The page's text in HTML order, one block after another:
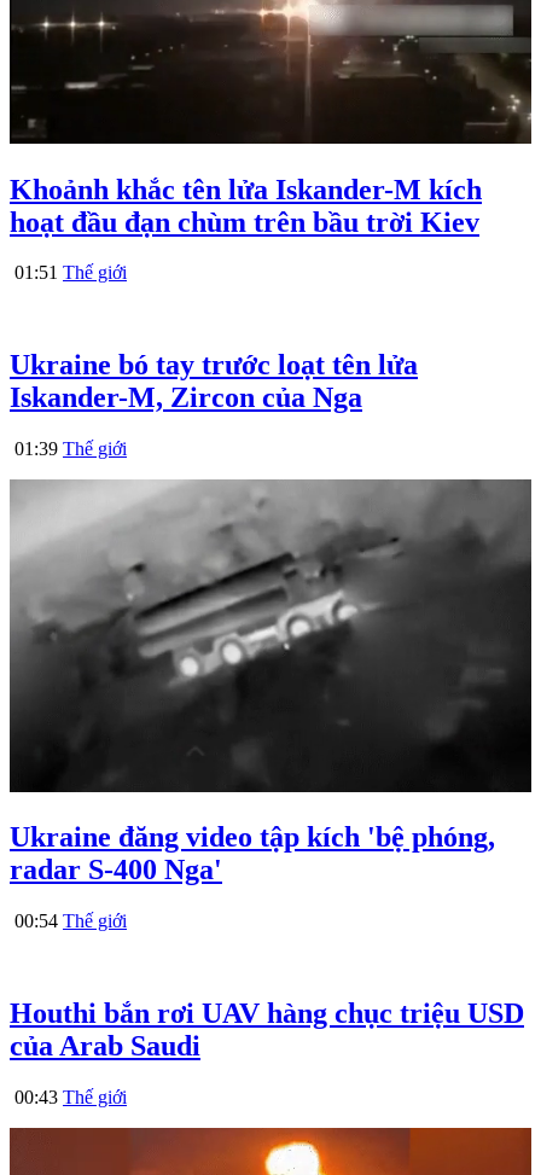
Khoảnh khắc tên lửa Iskander-M kích
hoạt đầu đạn chùm trên bầu trời Kiev
01:51 Thế giới
Ukraine bó tay trước loạt tên lửa
Iskander-M, Zircon của Nga
01:39 Thế giới
Ukraine đăng video tập kích 'bệ phóng,
radar S-400 Nga'
00:54 Thế giới
Houthi bắn rơi UAV hàng chục triệu USD
của Arab Saudi
00:43 Thế giới